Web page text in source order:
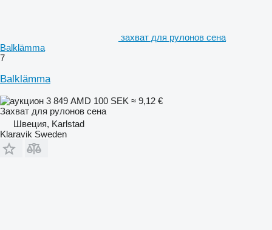
захват для рулонов сена
Balklämma
7
Balklämma
3 849 AMD 100 SEK ≈ 9,12 €
Захват для рулонов сена
Швеция, Karlstad
Klaravik Sweden